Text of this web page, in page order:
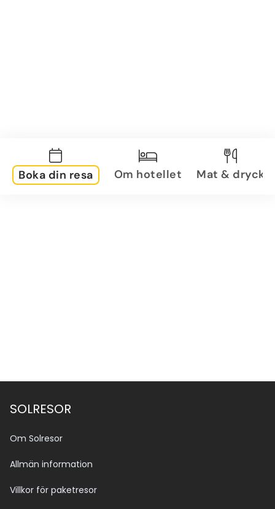
Boka din resa Om hotellet Mat & dryck
SOLRESOR
Om Solresor
Allmän information
Villkor för paketresor